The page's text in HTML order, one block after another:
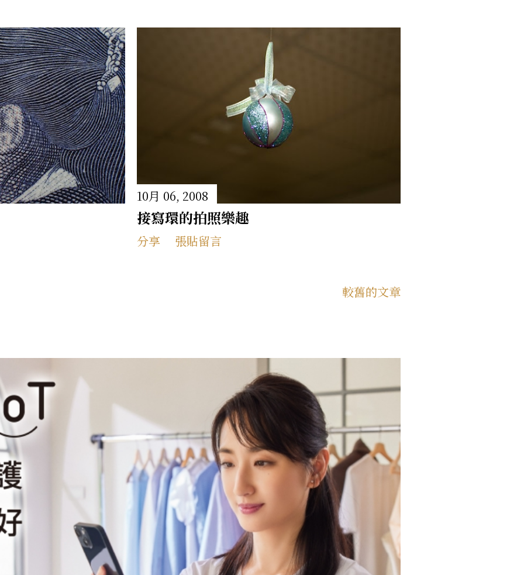
專屬購物連結 ： 👉 點我直接前往溫國智主廚官網選購 看著教學影片，冰
，簡單加熱就能輕鬆搞定一餐，分享給一樣喜歡美食的朋友們！
10月 06, 2008
接寫環的拍照樂趣
分享 張貼留言
較舊的文章